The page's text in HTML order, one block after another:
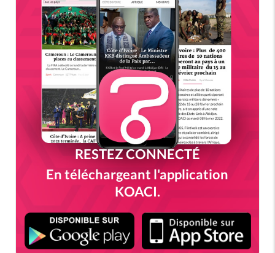
RESTEZ CONNECTÉ
En téléchargeant l'application
KOACI.